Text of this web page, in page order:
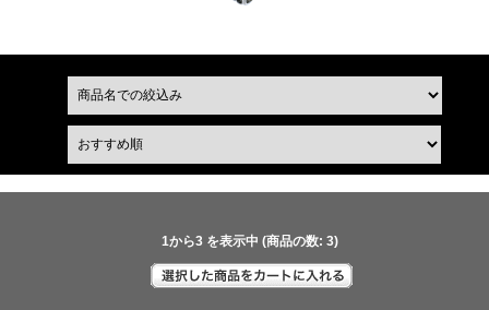
1から3 を表示中 (商品の数: 3)